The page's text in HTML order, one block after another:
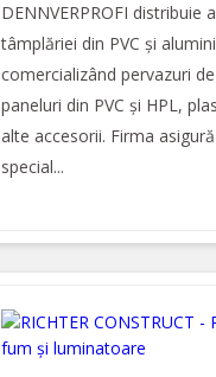
DENNVERPROFI distribuie
tâmplăriei din PVC și
comercializând pervazuri
paneluri din PVC și HPL,
alte accesorii. Firma
special...